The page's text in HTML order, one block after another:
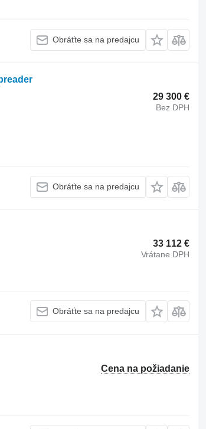
Obráťte sa na predajcu
29 300 €
Bez DPH
Obráťte sa na predajcu
33 112 €
Vrátane DPH
Obráťte sa na predajcu
Cena na požiadanie